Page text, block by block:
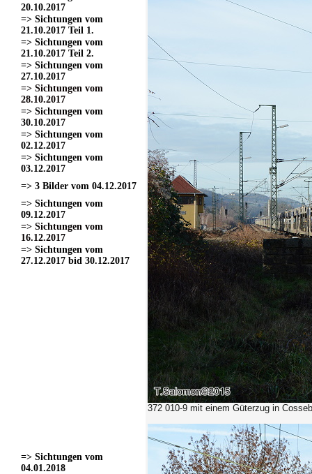
20.10.2017
=> Sichtungen vom
21.10.2017 Teil 1.
=> Sichtungen vom
21.10.2017 Teil 2.
=> Sichtungen vom
27.10.2017
=> Sichtungen vom
28.10.2017
=> Sichtungen vom
30.10.2017
=> Sichtungen vom
02.12.2017
=> Sichtungen vom
03.12.2017
=> 3 Bilder vom 04.12.2017
=> Sichtungen vom
09.12.2017
=> Sichtungen vom
16.12.2017
=> Sichtungen vom
27.12.2017 bid 30.12.2017
=> Sichtungen vom
04.01.2018
372 010-9 mit einem Güterzug in